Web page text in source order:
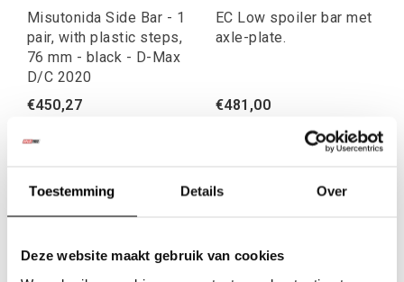
Toestemming Details Over
Deze website maakt gebruik van cookies
Misutonida Side Bar - 1
pair, with plastic steps,
76 mm - black - D-Max
D/C 2020
€450,27
€544,83
EC Low spoiler bar met
axle-plate.
€481,00
Je zakt net wat te diep weg in nat zand, je diff blijft hangen
op een rand of je banden graven zichzelf in tot op de assen.